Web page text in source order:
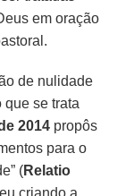
em oração
de nulidade
que se trata
2014 propôs
para o
(Relatio
criando a